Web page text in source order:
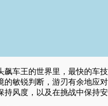
飙车王的世界里，最快的车
的敏锐判断，游刃有余地应
持风度，以及在挑战中保持